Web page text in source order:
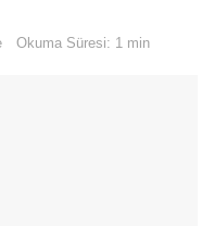
Okuma Süresi: 1 min